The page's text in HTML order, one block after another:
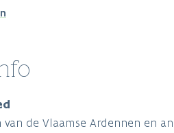
van de Vlaamse Ardennen en